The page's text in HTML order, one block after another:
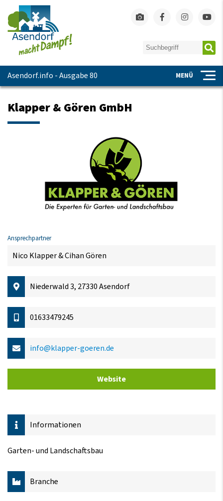
Asendorf.info - Ausgabe 80 MENÜ
Klapper & Gören GmbH
Ansprechpartner
Nico Klapper & Cihan Gören
Niederwald 3, 27330 Asendorf
01633479245
info@klapper-goeren.de
Website
Informationen
Garten- und Landschaftsbau
Branche